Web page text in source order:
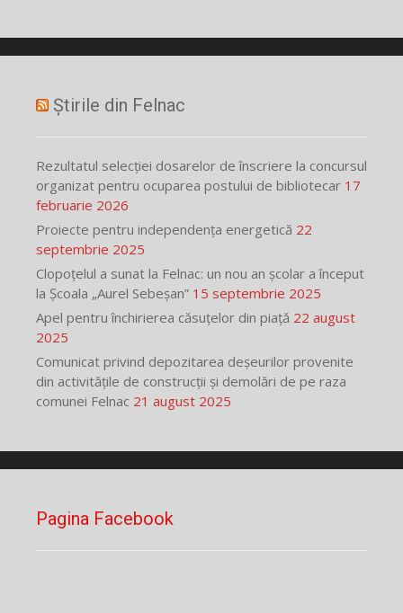
Știrile din Felnac
Rezultatul selecției dosarelor de înscriere la concursul
organizat pentru ocuparea postului de bibliotecar 17
februarie 2026
Proiecte pentru independența energetică 22
septembrie 2025
Clopoțelul a sunat la Felnac: un nou an școlar a început
la Școala „Aurel Sebeșan” 15 septembrie 2025
Apel pentru închirierea căsuțelor din piață 22 august
2025
Comunicat privind depozitarea deșeurilor provenite
din activitățile de construcții și demolări de pe raza
comunei Felnac 21 august 2025
Pagina Facebook